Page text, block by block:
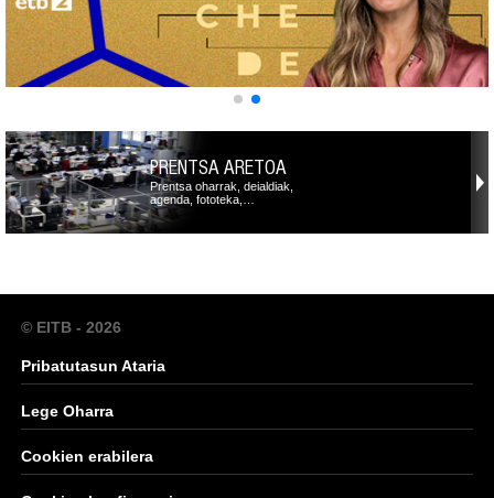
PRENTSA ARETOA
Prentsa oharrak, deialdiak,
agenda, fototeka,…
© EITB - 2026
Pribatutasun Ataria
Lege Oharra
Cookien erabilera